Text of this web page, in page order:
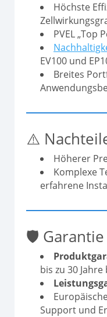
Höchste
PVEL „Top
EV100 und
Breites
⚠️
Höherer
Komplexe
erfahrene
🛡️ Garantie
bis zu 30
Support und